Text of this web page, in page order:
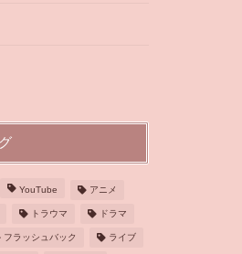
YouTube アニメ
トラウマ ドラマ
フラッシュバック ライブ